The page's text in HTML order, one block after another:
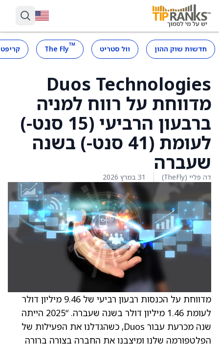
חדשות שוק ההון וול סטריט ™
The Fly
Duos Technologies
מדווחת על רווח למניה
ברבעון הרביעי (15 סנט-)
לעומת (41 סנט-) בשנה
שעברה
דה פליי (TheFly) 31 במרץ 2026
מדווחת על הכנסות רבעון רביעי של 9.46 מיליון דולר
לעומת 1.46 מיליון דולר בשנה שעברה. “2025 הייתה
שנה מכרעת עבור Duos, כשהגדלנו את הפעילות של
הפלטפורמה שלנו ומיצבנו את החברה בצורה ברורה